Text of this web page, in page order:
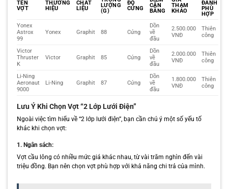
TÊN
VỢT
THƯƠNG
HIỆU
CHẤT
LIỆU
LƯỢNG
(G)
ĐỘ
CỨNG
CÂN
BẰNG
THAM
KHẢO
ĐÁNH
PHÙ
HỢP
Yonex
Astrox
99
Yonex Graphit 88 Cứng
Dồn
về
đầu
2.500.000
VNĐ
Thiên
công
Victor
Thruster
K
Victor Graphit 85 Cứng
Dồn
về
đầu
2.000.000
VNĐ
Thiên
công
Li-Ning
Aeronaut
9000
Li-Ning Graphit 87 Cứng
Dồn
về
đầu
1.800.000
VNĐ
Thiên
công
Lưu Ý Khi Chọn Vợt “2 Lớp Lưới Điện”
Ngoài việc tìm hiểu về “2 lớp lưới điện”, bạn cần chú ý một số yếu tố
khác khi chọn vợt:
1. Ngân sách:
Vợt cầu lông có nhiều mức giá khác nhau, từ vài trăm nghìn đến vài
triệu đồng. Bạn nên chọn vợt phù hợp với khả năng chi trả của mình.